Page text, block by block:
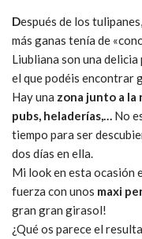
Después de los
más ganas tenía de
Liubliana son una delicia
el que podéis encontrar
Hay una zona junto a la
pubs, heladerías,… No
tiempo para ser
dos días en ella.
Mi look en esta ocasión
fuerza con unos maxi
gran gran girasol!
¿Qué os parece el